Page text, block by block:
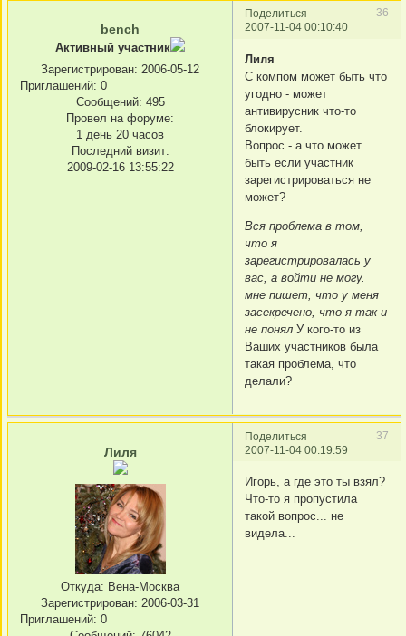
Поделиться
36
2007-11-04 00:10:40
bench
Активный участник
Зарегистрирован: 2006-05-12
Приглашений: 0
Сообщений: 495
Провел на форуме:
1 день 20 часов
Последний визит:
2009-02-16 13:55:22
Лиля
С компом может быть что
угодно - может
антивирусник что-то
блокирует.
Вопрос - а что может
быть если участник
зарегистрироваться не
может?
Вся проблема в том,
что я
зарегистрировалась у
вас, а войти не могу.
мне пишет, что у меня
засекречено, что я так и
не понял У кого-то из
Ваших участников была
такая проблема, что
делали?
Поделиться
37
2007-11-04 00:19:59
Лиля
Откуда: Вена-Москва
Зарегистрирован: 2006-03-31
Приглашений: 0
Игорь, а где это ты взял?
Что-то я пропустила
такой вопрос... не
видела...